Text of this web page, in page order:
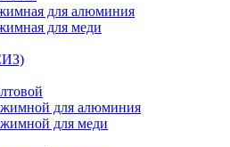
для алюминия
для меди
для алюминия
для меди